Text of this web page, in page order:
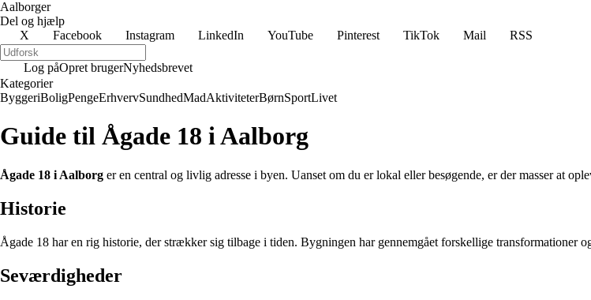
Aalborger
Del og hjælp
X
Facebook Instagram LinkedIn YouTube Pinterest TikTok Mail RSS
Log påOpret brugerNyhedsbrevet
Kategorier
ByggeriBoligPengeErhvervSundhedMadAktiviteterBørnSportLivet
Guide til Ågade 18 i Aalborg
Ågade 18 i Aalborg er en central og livlig adresse i byen. Uanset om du er lokal eller besøgende, er der masser at
Historie
Ågade 18 har en rig historie, der strækker sig tilbage i tiden. Bygningen har gennemgået forskellige transformationer
Seværdigheder